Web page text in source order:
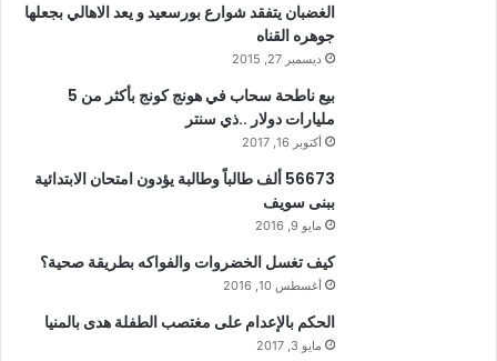
الغضبان يتفقد شوارع بورسعيد و يعد الاهالي بجعلها
جوهره القناه
ديسمبر 27, 2015
بيع ناطحة سحاب في هونج كونج بأكثر من 5
مليارات دولار ..ذي سنتر
أكتوبر 16, 2017
56673 ألف طالباً وطالبة يؤدون امتحان الابتدائية
ببنى سويف
مايو 9, 2016
كيف تغسل الخضروات والفواكه بطريقة صحية؟
أغسطس 10, 2016
الحكم بالإعدام على مغتصب الطفلة هدى بالمنيا
مايو 3, 2017